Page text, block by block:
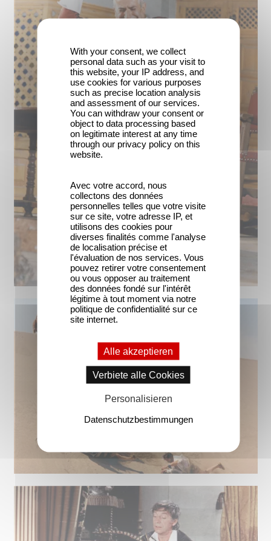
With your consent, we collect
personal data such as your visit to
this website, your IP address, and
use cookies for various purposes
such as precise location analysis
and assessment of our services.
You can withdraw your consent or
object to data processing based
on legitimate interest at any time
through our privacy policy on this
website.
Avec votre accord, nous
collectons des données
personnelles telles que votre visite
sur ce site, votre adresse IP, et
utilisons des cookies pour
diverses finalités comme l'analyse
de localisation précise et
l'évaluation de nos services. Vous
pouvez retirer votre consentement
ou vous opposer au traitement
des données fondé sur l'intérêt
légitime à tout moment via notre
politique de confidentialité sur ce
site internet.
Alle akzeptieren
Verbiete alle Cookies
Personalisieren
Datenschutzbestimmungen